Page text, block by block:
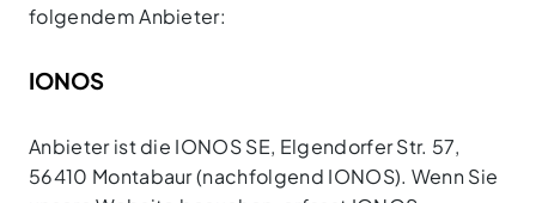
folgendem Anbieter:
IONOS
Anbieter ist die IONOS SE, Elgendorfer Str. 57,
56410 Montabaur (nachfolgend IONOS). Wenn Sie